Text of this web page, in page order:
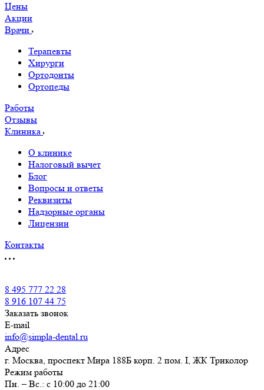
Цены
Акции
Врачи
Терапевты
Хирурги
Ортодонты
Ортопеды
Работы
Отзывы
Клиника
О клинике
Налоговый вычет
Блог
Вопросы и ответы
Реквизиты
Надзорные органы
Лицензии
Контакты
8 495 777 22 28
8 916 107 44 75
Заказать звонок
E-mail
info@simpla-dental.ru
Адрес
г. Москва, проспект Мира 188Б корп. 2 пом. I, ЖК Триколор
Режим работы
Пн. – Вс.: с 10:00 до 21:00